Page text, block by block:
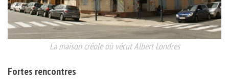
La maison créole où vécut Albert Londres
Fortes rencontres